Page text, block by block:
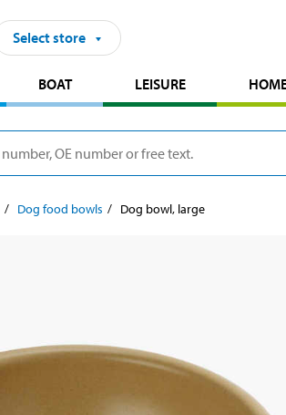
Select store
BOAT LEISURE
Dog food bowls Dog bowl, large